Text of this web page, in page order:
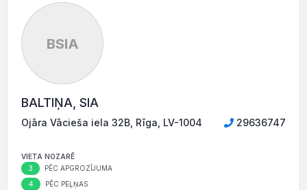
BSIA
BALTIŅA, SIA
Ojāra Vācieša iela 32B, Rīga, LV-1004 29636747
VIETA NOZARĒ
3 PĒC APGROZĪJUMA
4 PĒC PEĻŅAS